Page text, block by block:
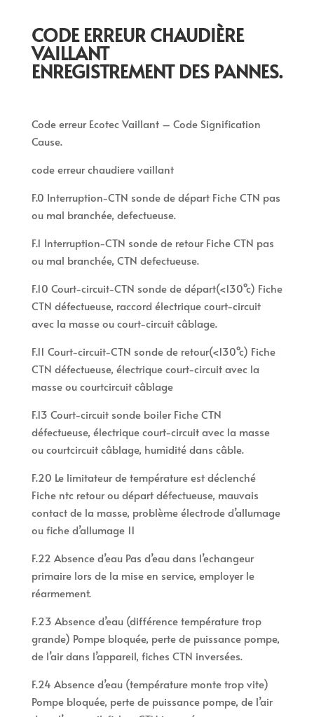
CODE ERREUR CHAUDIÈRE
VAILLANT
ENREGISTREMENT DES PANNES.
Code erreur Ecotec Vaillant – Code Signification
Cause.
code erreur chaudiere vaillant
F.0 Interruption-CTN sonde de départ Fiche CTN pas
ou mal branchée, defectueuse.
F.1 Interruption-CTN sonde de retour Fiche CTN pas
ou mal branchée, CTN defectueuse.
F.10 Court-circuit-CTN sonde de départ(<130°c) Fiche
CTN défectueuse, raccord électrique court-circuit
avec la masse ou court-circuit câblage.
F.11 Court-circuit-CTN sonde de retour(<130°c) Fiche
CTN défectueuse, électrique court-circuit avec la
masse ou courtcircuit câblage
F.13 Court-circuit sonde boiler Fiche CTN
défectueuse, électrique court-circuit avec la masse
ou courtcircuit câblage, humidité dans câble.
F.20 Le limitateur de température est déclenché
Fiche ntc retour ou départ défectueuse, mauvais
contact de la masse, problème électrode d’allumage
ou fiche d’allumage 11
F.22 Absence d’eau Pas d’eau dans l’echangeur
primaire lors de la mise en service, employer le
réarmement.
F.23 Absence d’eau (différence température trop
grande) Pompe bloquée, perte de puissance pompe,
de l’air dans l’appareil, fiches CTN inversées.
F.24 Absence d’eau (température monte trop vite)
Pompe bloquée, perte de puissance pompe, de l’air